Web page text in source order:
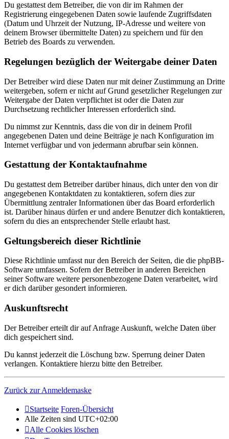
Du gestattest dem Betreiber, die von dir im Rahmen der
Registrierung eingegebenen Daten sowie laufende Zugriffsdaten
(Datum und Uhrzeit der Nutzung, IP-Adresse und weitere von
deinem Browser übermittelte Daten) zu speichern und für den
Betrieb des Boards zu verwenden.
Regelungen bezüglich der Weitergabe deiner Daten
Der Betreiber wird diese Daten nur mit deiner Zustimmung an Dritte
weitergeben, sofern er nicht auf Grund gesetzlicher Regelungen zur
Weitergabe der Daten verpflichtet ist oder die Daten zur
Durchsetzung rechtlicher Interessen erforderlich sind.
Du nimmst zur Kenntnis, dass die von dir in deinem Profil
angegebenen Daten und deine Beiträge je nach Konfiguration im
Internet verfügbar und von jedermann abrufbar sein können.
Gestattung der Kontaktaufnahme
Du gestattest dem Betreiber darüber hinaus, dich unter den von dir
angegebenen Kontaktdaten zu kontaktieren, sofern dies zur
Übermittlung zentraler Informationen über das Board erforderlich
ist. Darüber hinaus dürfen er und andere Benutzer dich kontaktieren,
sofern du dies an entsprechender Stelle erlaubt hast.
Geltungsbereich dieser Richtlinie
Diese Richtlinie umfasst nur den Bereich der Seiten, die die phpBB-
Software umfassen. Sofern der Betreiber in anderen Bereichen
seiner Software weitere personenbezogene Daten verarbeitet, wird
er dich darüber gesondert informieren.
Auskunftsrecht
Der Betreiber erteilt dir auf Anfrage Auskunft, welche Daten über
dich gespeichert sind.
Du kannst jederzeit die Löschung bzw. Sperrung deiner Daten
verlangen. Kontaktiere hierzu bitte den Betreiber.
Zurück zur Anmeldemaske
Startseite Foren-Übersicht
Alle Zeiten sind UTC+02:00
Alle Cookies löschen